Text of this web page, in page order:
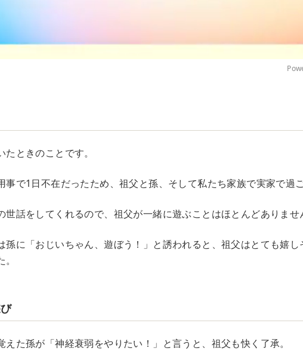
ときのことです。
事で1日不在だったため、祖父と孫、そして私たち家族で実家で過
世話をしてくれるので、祖父が一緒に遊ぶことはほとんどありませ
孫に「おじいちゃん、遊ぼう！」と誘われると、祖父はとても嬉
えた孫が「神経衰弱をやりたい！」と言うと、祖父も快く了承。